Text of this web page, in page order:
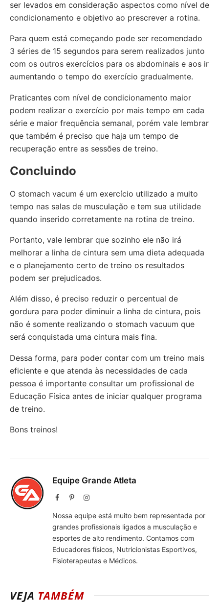
ser levados em consideração aspectos como nível de
condicionamento e objetivo ao prescrever a rotina.
Para quem está começando pode ser recomendado
3 séries de 15 segundos para serem realizados junto
com os outros exercícios para os abdominais e aos ir
aumentando o tempo do exercício gradualmente.
Praticantes com nível de condicionamento maior
podem realizar o exercício por mais tempo em cada
série e maior frequência semanal, porém vale lembrar
que também é preciso que haja um tempo de
recuperação entre as sessões de treino.
Concluindo
O stomach vacum é um exercício utilizado a muito
tempo nas salas de musculação e tem sua utilidade
quando inserido corretamente na rotina de treino.
Portanto, vale lembrar que sozinho ele não irá
melhorar a linha de cintura sem uma dieta adequada
e o planejamento certo de treino os resultados
podem ser prejudicados.
Além disso, é preciso reduzir o percentual de
gordura para poder diminuir a linha de cintura, pois
não é somente realizando o stomach vacuum que
será conquistada uma cintura mais fina.
Dessa forma, para poder contar com um treino mais
eficiente e que atenda às necessidades de cada
pessoa é importante consultar um profissional de
Educação Física antes de iniciar qualquer programa
de treino.
Bons treinos!
Equipe Grande Atleta
FacebookPinterestInstagram
Nossa equipe está muito bem representada por
grandes profissionais ligados a musculação e
esportes de alto rendimento. Contamos com
Educadores físicos, Nutricionistas Esportivos,
Fisioterapeutas e Médicos.
VEJA TAMBÉM